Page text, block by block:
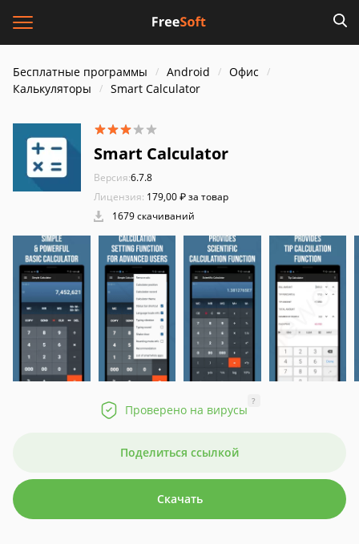
Бесплатные программы Android
Офис
Калькуляторы
Smart Calculator
Smart Calculator
Версия:6.7.8
Лицензия: 179,00 ₽ за товар
1679 скачиваний
Проверено на вирусы
?
Поделиться ссылкой
Скачать